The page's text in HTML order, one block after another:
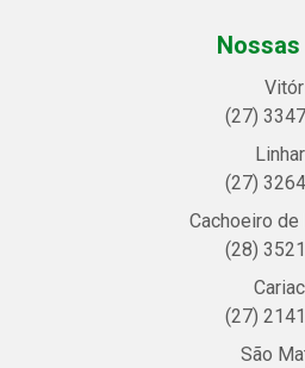
(27)
(27)
Cachoeiro
(28)
(27)
São